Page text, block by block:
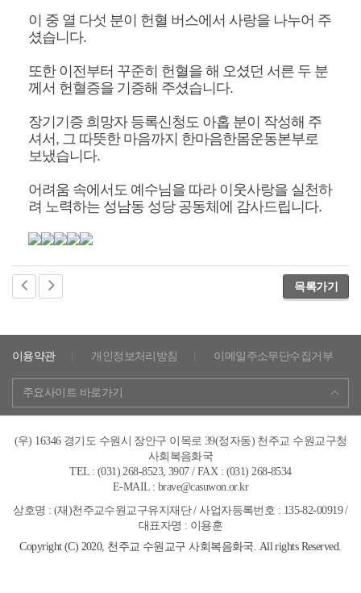
이 중 열 다섯 분이 헌혈 버스에서 사랑을 나누어 주
셨습니다.
또한 이전부터 꾸준히 헌혈을 해 오셨던 서른 두 분
께서 헌혈증을 기증해 주셨습니다.
장기기증 희망자 등록신청도 아홉 분이 작성해 주
셔서, 그 따뜻한 마음까지 한마음한몸운동본부로
보냈습니다.
어려움 속에서도 예수님을 따라 이웃사랑을 실천하
려 노력하는 성남동 성당 공동체에 감사드립니다.
목록가기
이용약관 개인정보처리방침 이메일주소무단수집거부
주요사이트 바로가기
(우) 16346 경기도 수원시 장안구 이목로 39(정자동) 천주교 수원교구청
사회복음화국
TEL : (031) 268-8523, 3907 / FAX : (031) 268-8534
E-MAIL : brave@casuwon.or.kr
상호명 : (재)천주교수원교구유지재단 / 사업자등록번호 : 135-82-00919 /
대표자명 : 이용훈
Copyright (C) 2020, 천주교 수원교구 사회복음화국. All rights Reserved.